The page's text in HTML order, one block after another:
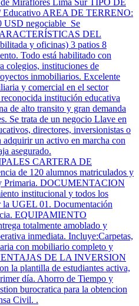
Miraflores Lima Sur TIPO DE
AREA DE TERRENO:
USD negociable Se
DEL
y oficinas) 3 patios 8
Todo está habilitado con
colegios, instituciones de
inmobiliarios. Excelente
y comercial en el sector
institución educativa
de alto transito y gran demanda
Se trata de un negocio Llave en
directores, inversionistas o
adquirir un activo en marcha con
asegurado.
CARTERA DE
de 120 alumnos matriculados y
Primaria. DOCUMENTACION
institucional y todos los
la UGEL 01. Documentación
EQUIPAMIENTO
totalmente amoblado y
inmediata. Incluye:Carpetas,
con mobiliario completo y
DE LA INVERSION
la plantilla de estudiantes activa,
día. Ahorro de Tiempo y
burocratica para la obtencion
Civil. .